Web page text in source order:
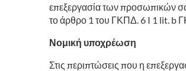
επεξεργασία των προσωπικών
το άρθρο 1 του ΓΚΠΔ. 6 I 1 lit. b
Νομική υποχρέωση
Στις περιπτώσεις που η